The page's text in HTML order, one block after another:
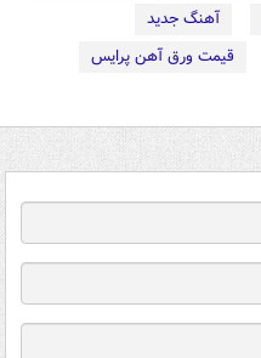
آهنگ جدید
قیمت ورق آهن پرایس